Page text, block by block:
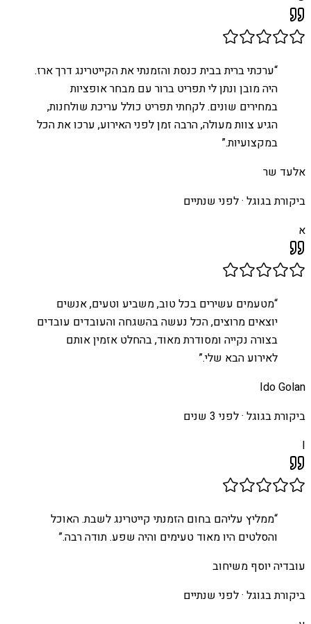
“ערכתי ברית בבית כנסת והזמנתי את הקייטרינג דרך ארז.
היה מובן ונתן לי תפריט ברור עם מבחר אופציות
במחירים שונים. לקחתי תפריט כולל עריכת שולחנות,
הגיע צוות מעולה, הרבה זמן לפני האירוע, ערכו את הכל
במקצועיות.”
אלעד שר
ביקורת בגוגל ·לפני שנתיים
א
“מטעמים עשירים בכל טוב, משביע וטעים, אנשים
יוצאים מרוצים, הכל נעשה בהשגחה והעובדים עובדים
בצורה נקייה ומסודרת מאוד, בהחלט אזמין אותם
לאירוע הבא שלי.”
Ido Golan
ביקורת בגוגל ·לפני 3 שנים
I
“ממליץ עליהם בחום הזמנתי קייטרינג לשבת. האוכל
והסלטים היו מאוד טעימים והיה שפע. תודה רבה.”
עובדיה יוסף משיחוב
ביקורת בגוגל ·לפני שנתיים